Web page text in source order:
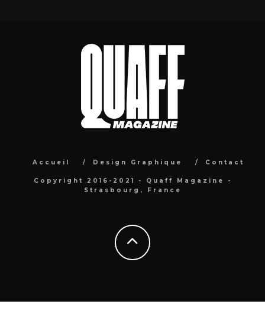
Accueil Design Graphique Contact
Copyright 2016-2021 - Quaff Magazine -
Strasbourg, France